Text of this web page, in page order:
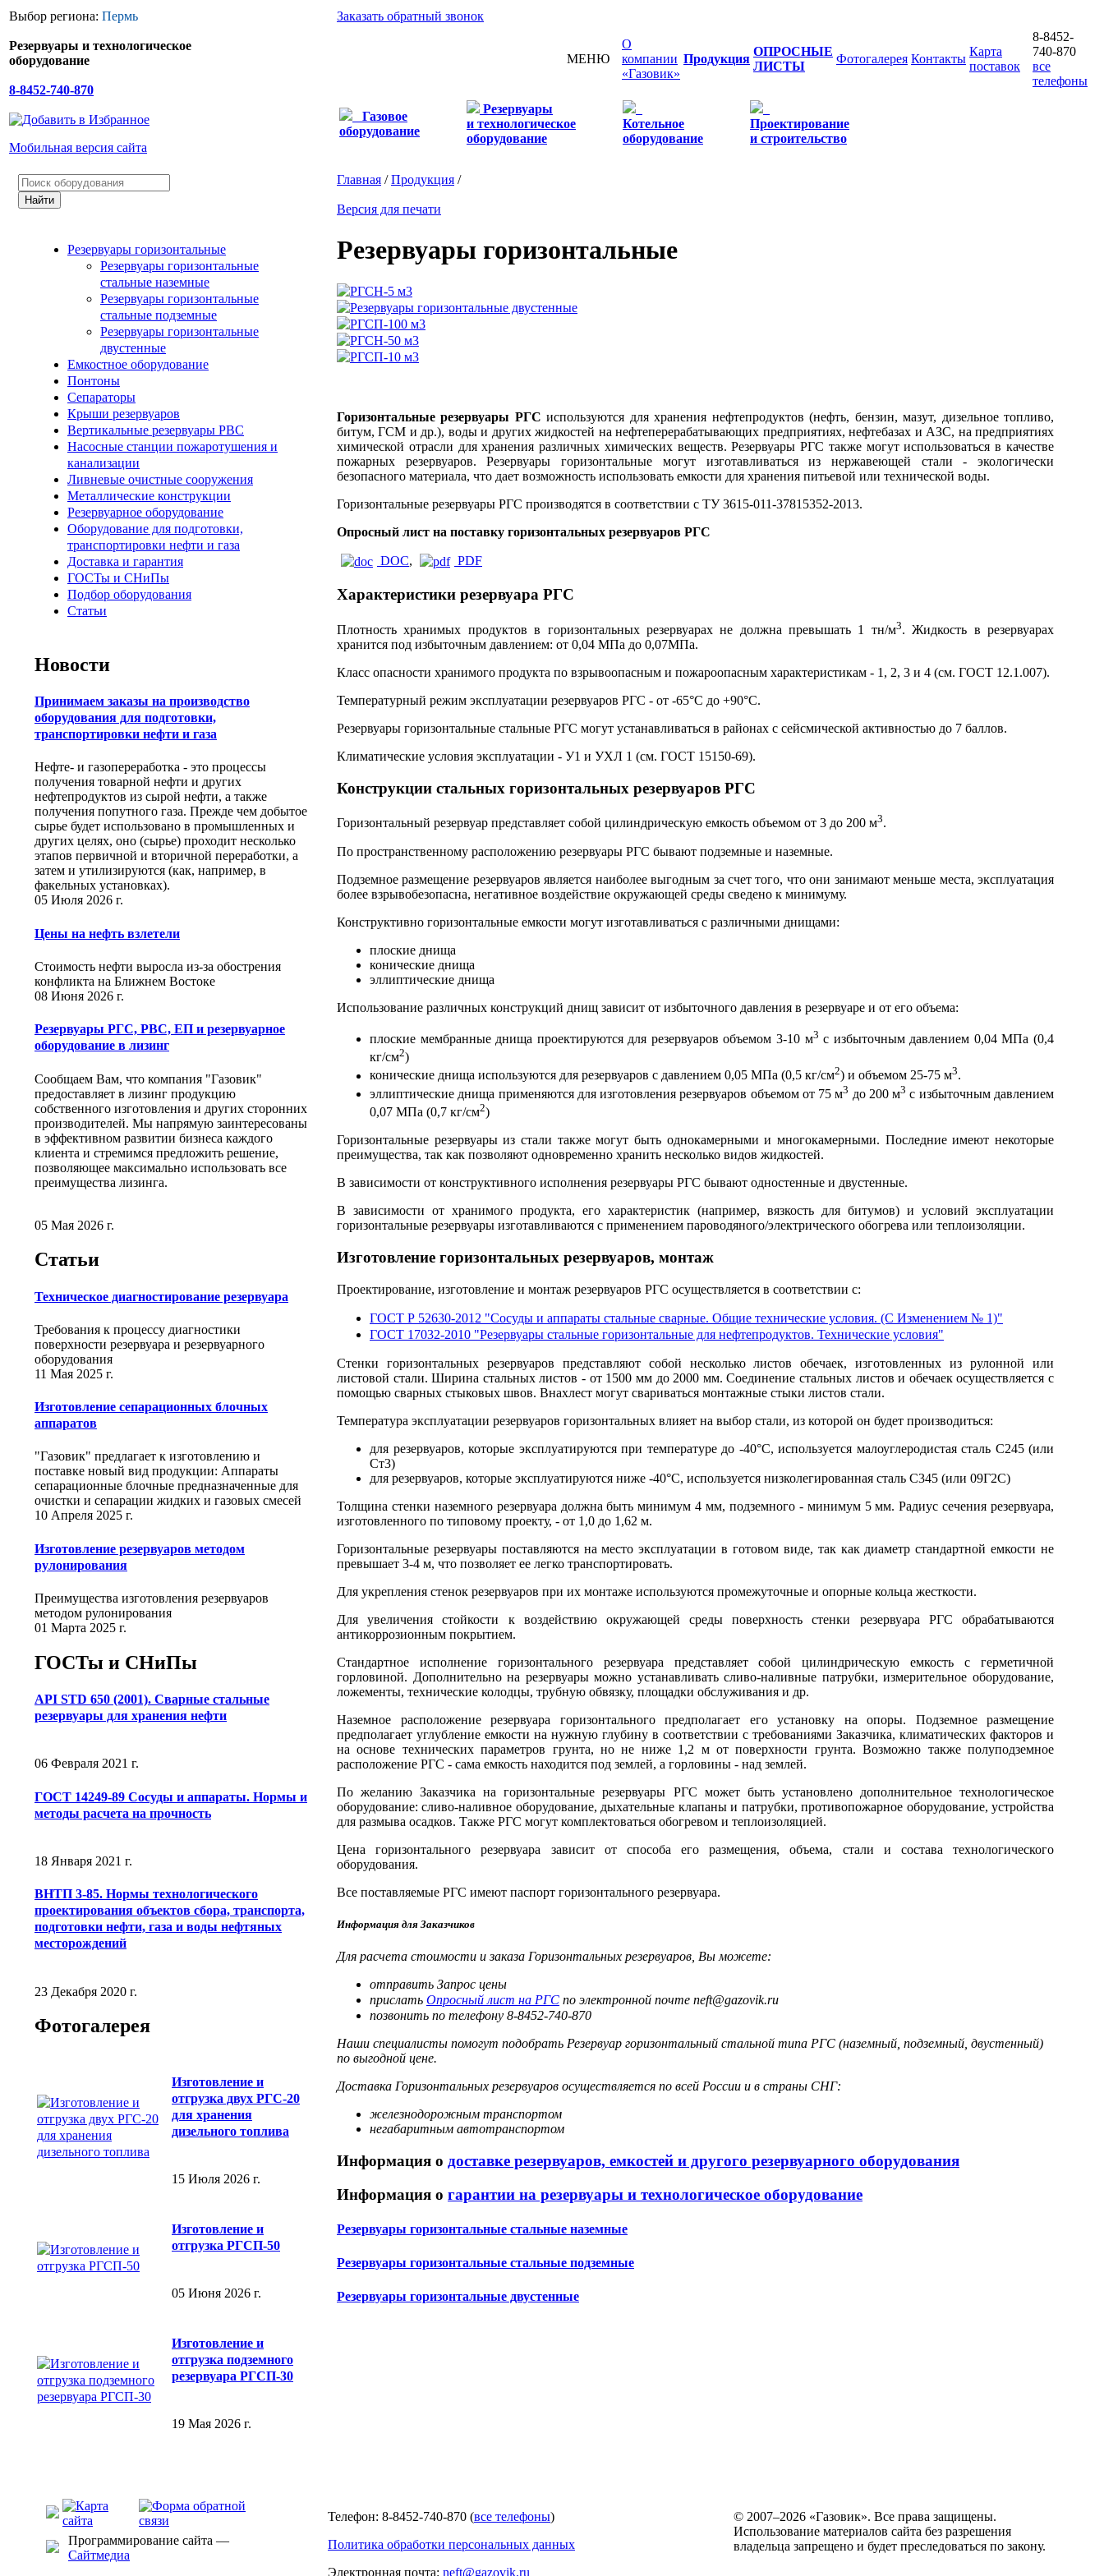
Выбор региона: Пермь
Резервуары и технологическое
оборудование
8-8452-740-870
Мобильная версия сайта
Заказать обратный звонок
МЕНЮ
О
компании
«Газовик»
Продукция
ОПРОСНЫЕ
ЛИСТЫ
Фотогалерея Контакты
Карта
поставок
8-8452-
740-870
все
телефоны
Газовое
оборудование
Резервуары
и технологическое
оборудование
Котельное
оборудование
Проектирование
и строительство
Резервуары горизонтальные
Резервуары горизонтальные
стальные наземные
Резервуары горизонтальные
стальные подземные
Резервуары горизонтальные
двустенные
Емкостное оборудование
Понтоны
Сепараторы
Крыши резервуаров
Вертикальные резервуары РВС
Насосные станции пожаротушения и
канализации
Ливневые очистные сооружения
Металлические конструкции
Резервуарное оборудование
Оборудование для подготовки,
транспортировки нефти и газа
Доставка и гарантия
ГОСТы и СНиПы
Подбор оборудования
Статьи
Новости
Принимаем заказы на производство
оборудования для подготовки,
транспортировки нефти и газа
Нефте- и газопереработка - это процессы
получения товарной нефти и других
нефтепродуктов из сырой нефти, а также
получения попутного газа. Прежде чем добытое
сырье будет использовано в промышленных и
других целях, оно (сырье) проходит несколько
этапов первичной и вторичной переработки, а
затем и утилизируются (как, например, в
факельных установках).
05 Июля 2026 г.
Цены на нефть взлетели
Стоимость нефти выросла из-за обострения
конфликта на Ближнем Востоке
08 Июня 2026 г.
Резервуары РГС, РВС, ЕП и резервуарное
оборудование в лизинг
Сообщаем Вам, что компания "Газовик"
предоставляет в лизинг продукцию
собственного изготовления и других сторонних
производителей. Мы напрямую заинтересованы
в эффективном развитии бизнеса каждого
клиента и стремимся предложить решение,
позволяющее максимально использовать все
преимущества лизинга.
05 Мая 2026 г.
Статьи
Техническое диагностирование резервуара
Требования к процессу диагностики
поверхности резервуара и резервуарного
оборудования
11 Мая 2025 г.
Изготовление сепарационных блочных
аппаратов
"Газовик" предлагает к изготовлению и
поставке новый вид продукции: Аппараты
сепарационные блочные предназначенные для
очистки и сепарации жидких и газовых смесей
10 Апреля 2025 г.
Изготовление резервуаров методом
рулонирования
Преимущества изготовления резервуаров
методом рулонирования
01 Марта 2025 г.
ГОСТы и СНиПы
API STD 650 (2001). Сварные стальные
резервуары для хранения нефти
06 Февраля 2021 г.
ГОСТ 14249-89 Сосуды и аппараты. Нормы и
методы расчета на прочность
18 Января 2021 г.
ВНТП 3-85. Нормы технологического
проектирования объектов сбора, транспорта,
подготовки нефти, газа и воды нефтяных
месторождений
23 Декабря 2020 г.
Фотогалерея
Изготовление и
отгрузка двух РГС-20
для хранения
дизельного топлива
15 Июля 2026 г.
Изготовление и
отгрузка РГСП-50
05 Июня 2026 г.
Изготовление и
отгрузка подземного
резервуара РГСП-30
19 Мая 2026 г.
Главная /Продукция /
Версия для печати
Резервуары горизонтальные
Горизонтальные резервуары РГС используются для хранения нефтепродуктов (нефть, бензин, мазут, дизельное топливо,
битум, ГСМ и др.), воды и других жидкостей на нефтеперерабатывающих предприятиях, нефтебазах и АЗС, на предприятиях
химической отрасли для хранения различных химических веществ. Резервуары РГС также могут использоваться в качестве
пожарных резервуаров. Резервуары горизонтальные могут изготавливаться из нержавеющей стали - экологически
безопасного материала, что дает возможность использовать емкости для хранения питьевой или технической воды.
Горизонтальные резервуары РГС производятся в соответствии с ТУ 3615-011-37815352-2013.
Опросный лист на поставку горизонтальных резервуаров РГС
DOC, PDF
Характеристики резервуара РГС
Плотность хранимых продуктов в горизонтальных резервуарах не должна превышать 1 тн/м3. Жидкость в резервуарах
хранится под избыточным давлением: от 0,04 МПа до 0,07МПа.
Класс опасности хранимого продукта по взрывоопасным и пожароопасным характеристикам - 1, 2, 3 и 4 (см. ГОСТ 12.1.007).
Температурный режим эксплуатации резервуаров РГС - от -65°С до +90°С.
Резервуары горизонтальные стальные РГС могут устанавливаться в районах с сейсмической активностью до 7 баллов.
Климатические условия эксплуатации - У1 и УХЛ 1 (см. ГОСТ 15150-69).
Конструкции стальных горизонтальных резервуаров РГС
Горизонтальный резервуар представляет собой цилиндрическую емкость объемом от 3 до 200 м3.
По пространственному расположению резервуары РГС бывают подземные и наземные.
Подземное размещение резервуаров является наиболее выгодным за счет того, что они занимают меньше места, эксплуатация
более взрывобезопасна, негативное воздействие окружающей среды сведено к минимуму.
Конструктивно горизонтальные емкости могут изготавливаться с различными днищами:
плоские днища
конические днища
эллиптические днища
Использование различных конструкций днищ зависит от избыточного давления в резервуаре и от его объема:
плоские мембранные днища проектируются для резервуаров объемом 3-10 м3 с избыточным давлением 0,04 МПа (0,4
кг/см2)
конические днища используются для резервуаров с давлением 0,05 МПа (0,5 кг/см2) и объемом 25-75 м3.
эллиптические днища применяются для изготовления резервуаров объемом от 75 м3 до 200 м3 с избыточным давлением
0,07 МПа (0,7 кг/см2)
Горизонтальные резервуары из стали также могут быть однокамерными и многокамерными. Последние имеют некоторые
преимущества, так как позволяют одновременно хранить несколько видов жидкостей.
В зависимости от конструктивного исполнения резервуары РГС бывают одностенные и двустенные.
В зависимости от хранимого продукта, его характеристик (например, вязкость для битумов) и условий эксплуатации
горизонтальные резервуары изготавливаются с применением пароводяного/электрического обогрева или теплоизоляции.
Изготовление горизонтальных резервуаров, монтаж
Проектирование, изготовление и монтаж резервуаров РГС осуществляется в соответствии с:
ГОСТ Р 52630-2012 "Сосуды и аппараты стальные сварные. Общие технические условия. (С Изменением № 1)"
ГОСТ 17032-2010 "Резервуары стальные горизонтальные для нефтепродуктов. Технические условия"
Стенки горизонтальных резервуаров представляют собой несколько листов обечаек, изготовленных из рулонной или
листовой стали. Ширина стальных листов - от 1500 мм до 2000 мм. Соединение стальных листов и обечаек осуществляется с
помощью сварных стыковых швов. Внахлест могут свариваться монтажные стыки листов стали.
Температура эксплуатации резервуаров горизонтальных влияет на выбор стали, из которой он будет производиться:
для резервуаров, которые эксплуатируются при температуре до -40°С, используется малоуглеродистая сталь С245 (или
Ст3)
для резервуаров, которые эксплуатируются ниже -40°С, используется низколегированная сталь С345 (или 09Г2С)
Толщина стенки наземного резервуара должна быть минимум 4 мм, подземного - минимум 5 мм. Радиус сечения резервуара,
изготовленного по типовому проекту, - от 1,0 до 1,62 м.
Горизонтальные резервуары поставляются на место эксплуатации в готовом виде, так как диаметр стандартной емкости не
превышает 3-4 м, что позволяет ее легко транспортировать.
Для укрепления стенок резервуаров при их монтаже используются промежуточные и опорные кольца жесткости.
Для увеличения стойкости к воздействию окружающей среды поверхность стенки резервуара РГС обрабатываются
антикоррозионным покрытием.
Стандартное исполнение горизонтального резервуара представляет собой цилиндрическую емкость с герметичной
горловиной. Дополнительно на резервуары можно устанавливать сливо-наливные патрубки, измерительное оборудование,
ложементы, технические колодцы, трубную обвязку, площадки обслуживания и др.
Наземное расположение резервуара горизонтального предполагает его установку на опоры. Подземное размещение
предполагает углубление емкости на нужную глубину в соответствии с требованиями Заказчика, климатических факторов и
на основе технических параметров грунта, но не ниже 1,2 м от поверхности грунта. Возможно также полуподземное
расположение РГС - сама емкость находится под землей, а горловины - над землей.
По желанию Заказчика на горизонтальные резервуары РГС может быть установлено дополнительное технологическое
оборудование: сливо-наливное оборудование, дыхательные клапаны и патрубки, противопожарное оборудование, устройства
для размыва осадков. Также РГС могут комплектоваться обогревом и теплоизоляцией.
Цена горизонтального резервуара зависит от способа его размещения, объема, стали и состава технологического
оборудования.
Все поставляемые РГС имеют паспорт горизонтального резервуара.
Информация для Заказчиков
Для расчета стоимости и заказа Горизонтальных резервуаров, Вы можете:
отправить Запрос цены
прислать Опросный лист на РГС по электронной почте neft@gazovik.ru
позвонить по телефону 8-8452-740-870
Наши специалисты помогут подобрать Резервуар горизонтальный стальной типа РГС (наземный, подземный, двустенный)
по выгодной цене.
Доставка Горизонтальных резервуаров осуществляется по всей России и в страны СНГ:
железнодорожным транспортом
негабаритным автотранспортом
Информация о доставке резервуаров, емкостей и другого резервуарного оборудования
Информация о гарантии на резервуары и технологическое оборудование
Резервуары горизонтальные стальные наземные
Резервуары горизонтальные стальные подземные
Резервуары горизонтальные двустенные
Программирование сайта —
Сайтмедиа
Телефон: 8-8452-740-870 (все телефоны)
Политика обработки персональных данных
Электронная почта: neft@gazovik.ru
© 2007–2026 «Газовик». Все права защищены.
Использование материалов сайта без разрешения
владельца запрещено и будет преследоваться по закону.